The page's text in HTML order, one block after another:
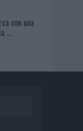
con una
...